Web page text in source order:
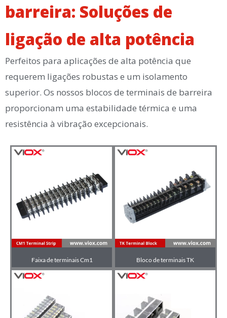
barreira: Soluções de
ligação de alta potência
Perfeitos para aplicações de alta potência que
requerem ligações robustas e um isolamento
superior. Os nossos blocos de terminais de barreira
proporcionam uma estabilidade térmica e uma
resistência à vibração excepcionais.
Faixa de terminais Cm1 Bloco de terminais TK